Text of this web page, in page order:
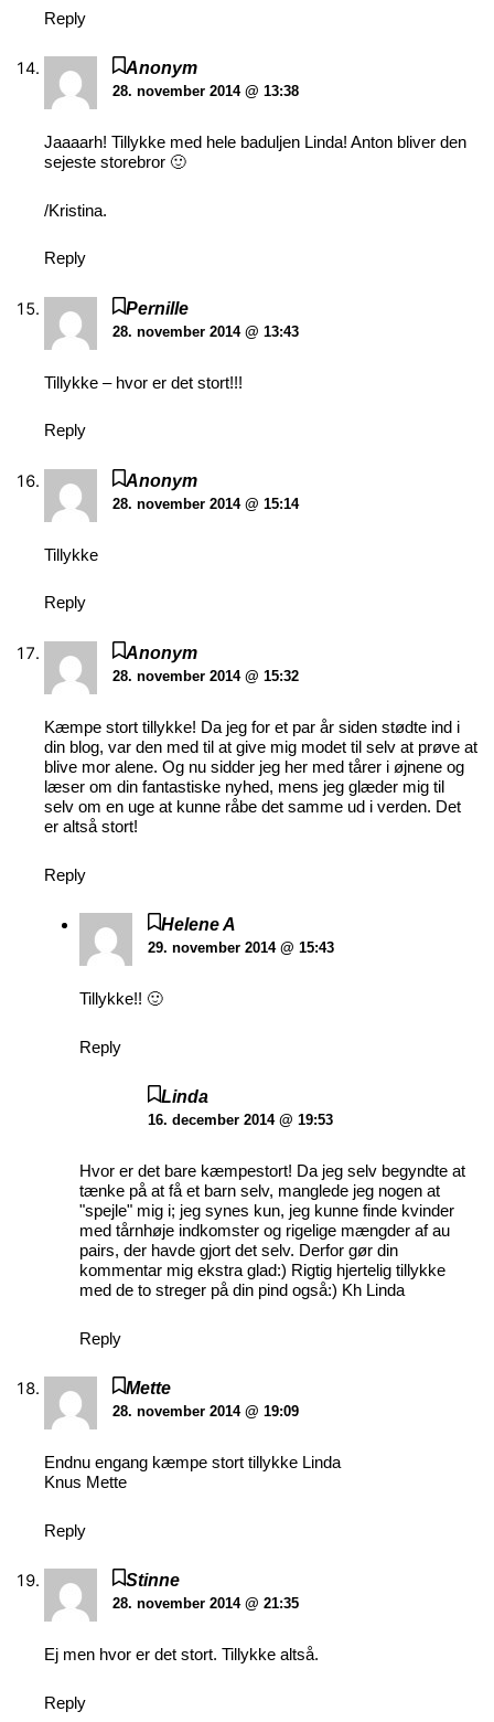
Reply
Anonym
28. november 2014 @ 13:38
Jaaaarh! Tillykke med hele baduljen Linda! Anton bliver den
sejeste storebror 🙂
/Kristina.
Reply
Pernille
28. november 2014 @ 13:43
Tillykke – hvor er det stort!!!
Reply
Anonym
28. november 2014 @ 15:14
Tillykke
Reply
Anonym
28. november 2014 @ 15:32
Kæmpe stort tillykke! Da jeg for et par år siden stødte ind i
din blog, var den med til at give mig modet til selv at prøve at
blive mor alene. Og nu sidder jeg her med tårer i øjnene og
læser om din fantastiske nyhed, mens jeg glæder mig til
selv om en uge at kunne råbe det samme ud i verden. Det
er altså stort!
Reply
Helene A
29. november 2014 @ 15:43
Tillykke!! 🙂
Reply
Linda
16. december 2014 @ 19:53
Hvor er det bare kæmpestort! Da jeg selv begyndte at
tænke på at få et barn selv, manglede jeg nogen at
"spejle" mig i; jeg synes kun, jeg kunne finde kvinder
med tårnhøje indkomster og rigelige mængder af au
pairs, der havde gjort det selv. Derfor gør din
kommentar mig ekstra glad:) Rigtig hjertelig tillykke
med de to streger på din pind også:) Kh Linda
Reply
Mette
28. november 2014 @ 19:09
Endnu engang kæmpe stort tillykke Linda
Knus Mette
Reply
Stinne
28. november 2014 @ 21:35
Ej men hvor er det stort. Tillykke altså.
Reply